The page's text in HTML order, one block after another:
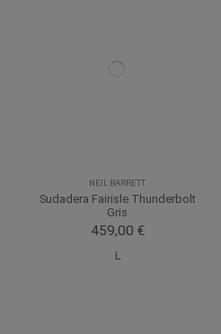
NEIL BARRETT
Sudadera Fairisle Thunderbolt
Gris
459,00 €
L